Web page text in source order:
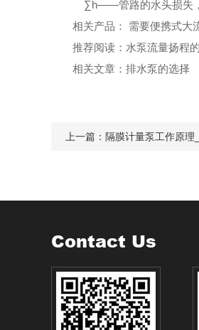
∑h——管路的水头损失
相关产品： 需要便携式大
推荐阅读 ： 水泵流量扬程
相关文章 ： 排水泵的选择
上一篇： 隔膜计量泵工作原理
Contact Us